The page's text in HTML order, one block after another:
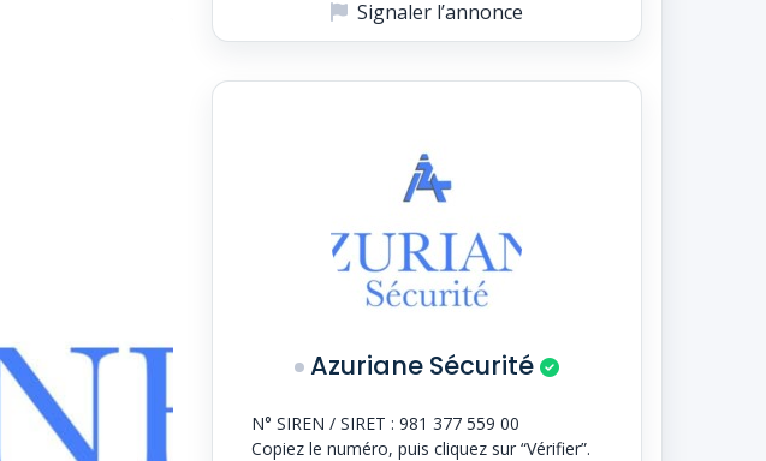
Signaler l’annonce
Azuriane Sécurité
N° SIREN / SIRET : 981 377 559 00
Copiez le numéro, puis cliquez sur “Vérifier”.